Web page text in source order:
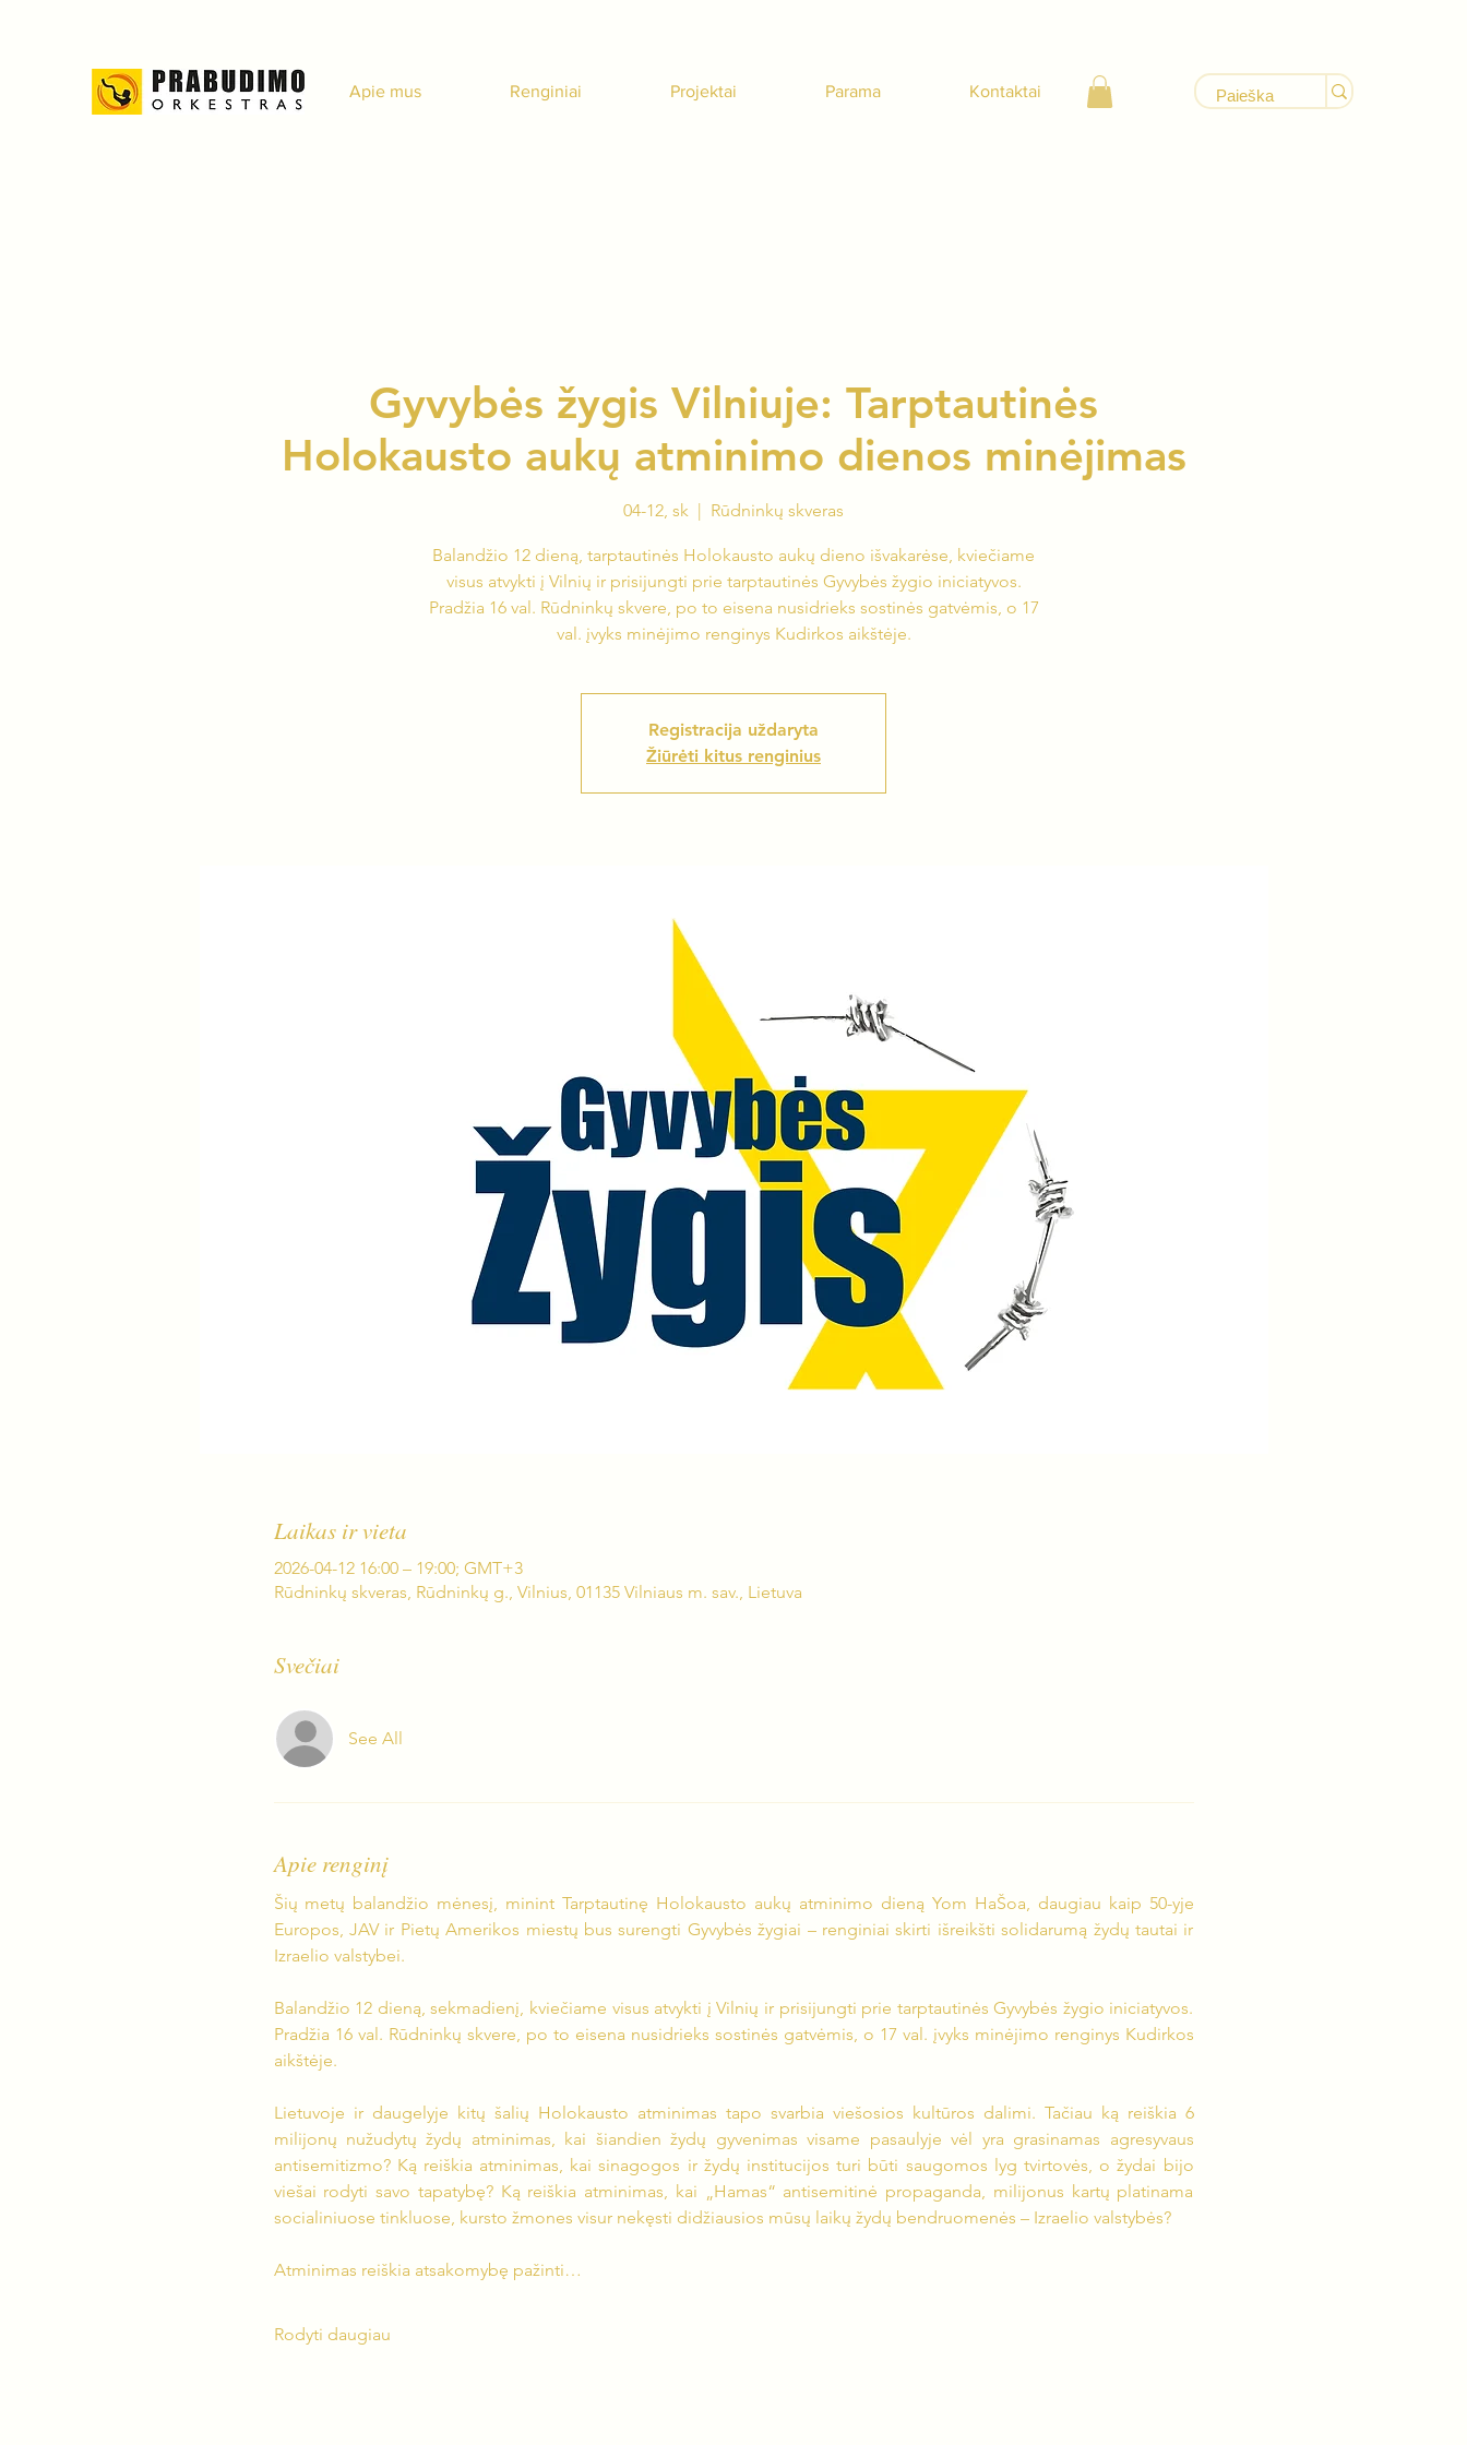
Apie mus Renginiai Projektai Parama Kontaktai
Gyvybės žygis Vilniuje: Tarptautinės
Holokausto aukų atminimo dienos minėjimas
04-12, sk
  |
Rūdninkų skveras
Balandžio 12 dieną, tarptautinės Holokausto aukų dieno išvakarėse, kviečiame
visus atvykti į Vilnių ir prisijungti prie tarptautinės Gyvybės žygio iniciatyvos.
Pradžia 16 val. Rūdninkų skvere, po to eisena nusidrieks sostinės gatvėmis, o 17
val. įvyks minėjimo renginys Kudirkos aikštėje.
Registracija uždaryta
Žiūrėti kitus renginius
Laikas ir vieta
2026-04-12 16:00 – 19:00; GMT+3
Rūdninkų skveras, Rūdninkų g., Vilnius, 01135 Vilniaus m. sav., Lietuva
Svečiai
See All
Apie renginį
Šių metų balandžio mėnesį, minint Tarptautinę Holokausto aukų atminimo dieną Yom HaŠoa, daugiau kaip 50-yje
Europos, JAV ir Pietų Amerikos miestų bus surengti Gyvybės žygiai – renginiai skirti išreikšti solidarumą žydų tautai ir
Izraelio valstybei.
Balandžio 12 dieną, sekmadienį, kviečiame visus atvykti į Vilnių ir prisijungti prie tarptautinės Gyvybės žygio iniciatyvos.
Pradžia 16 val. Rūdninkų skvere, po to eisena nusidrieks sostinės gatvėmis, o 17 val. įvyks minėjimo renginys Kudirkos
aikštėje.
Lietuvoje ir daugelyje kitų šalių Holokausto atminimas tapo svarbia viešosios kultūros dalimi. Tačiau ką reiškia 6
milijonų nužudytų žydų atminimas, kai šiandien žydų gyvenimas visame pasaulyje vėl yra grasinamas agresyvaus
antisemitizmo? Ką reiškia atminimas, kai sinagogos ir žydų institucijos turi būti saugomos lyg tvirtovės, o žydai bijo
viešai rodyti savo tapatybę? Ką reiškia atminimas, kai „Hamas“ antisemitinė propaganda, milijonus kartų platinama
socialiniuose tinkluose, kursto žmones visur nekęsti didžiausios mūsų laikų žydų bendruomenės – Izraelio valstybės?
Atminimas reiškia atsakomybę pažinti…
Rodyti daugiau